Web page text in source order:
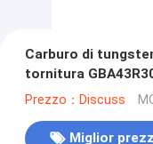
Carburo di
tornitura
Prezzo：Discuss
Miglior